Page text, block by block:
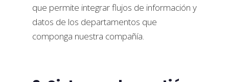
que permite integrar flujos de información y
datos de los departamentos que
componga nuestra compañía.